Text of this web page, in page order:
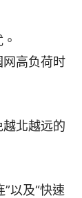
高负荷时
北越远的
以及“快速